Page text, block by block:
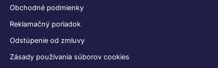
Obchodné podmienky
Reklamačný poriadok
Odstúpenie od zmluvy
Zásady používania súborov cookies